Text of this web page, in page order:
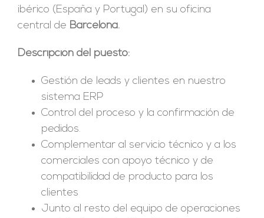
ibérico (España y Portugal) en su oficina
central de Barcelona.
Descripción del puesto:
Gestión de leads y clientes en nuestro
sistema ERP
Control del proceso y la confirmación de
pedidos.
Complementar al servicio técnico y a los
comerciales con apoyo técnico y de
compatibilidad de producto para los
clientes
Junto al resto del equipo de operaciones